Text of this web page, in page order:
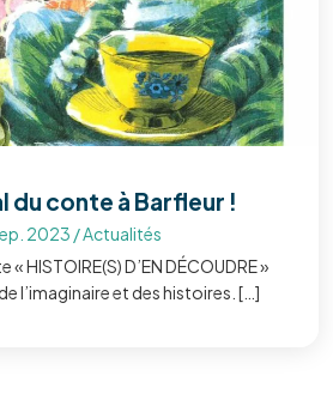
du conte à Barfleur !
2023 /Actualités
HISTOIRE(S) D’EN DÉCOUDRE »
l’imaginaire et des histoires. […]